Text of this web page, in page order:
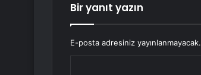
Bir yanıt yazın
E-posta adresiniz yayınlanmayacak.